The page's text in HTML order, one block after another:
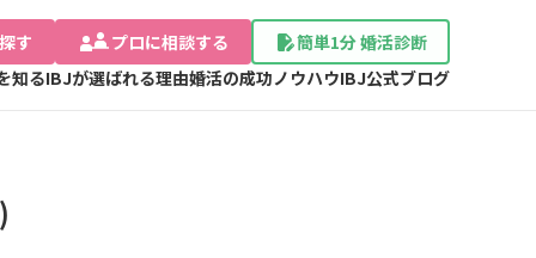
す プロに相談する
簡単1分 婚活診断
知るIBJが選ばれる理由婚活の成功ノウハウIBJ公式ブログ